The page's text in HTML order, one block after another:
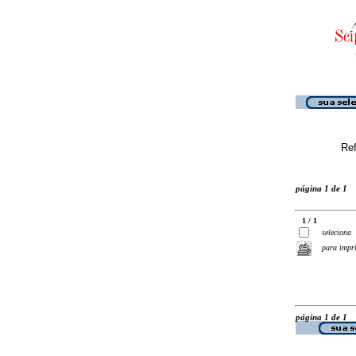
página 1 de 1
1 / 1
seleciona
para
página 1 de 1